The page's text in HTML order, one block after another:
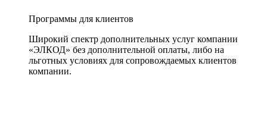
Программы для клиентов
Широкий спектр дополнительных услуг компании
«ЭЛКОД» без дополнительной оплаты, либо на
льготных условиях для сопровождаемых клиентов
компании.